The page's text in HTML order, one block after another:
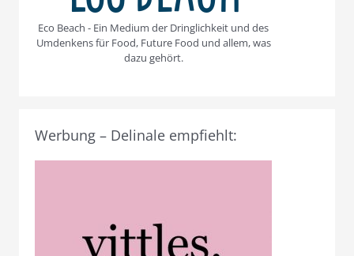
Eco Beach - Ein Medium der Dringlichkeit und des
Umdenkens für Food, Future Food und allem, was
dazu gehört.
Werbung – Delinale empfiehlt: